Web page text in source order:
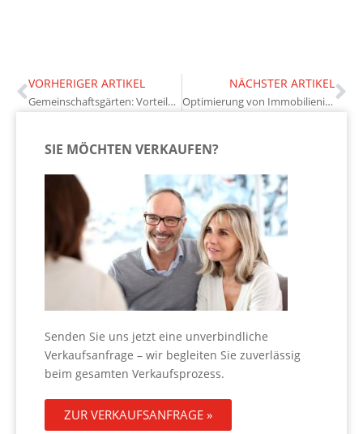
VORHERIGER ARTIKEL
Gemeinschaftsgärten: Vorteile und Potenziale für Immobilieneigentümer
NÄCHSTER ARTIKEL
Optimierung von Immobilieninvestitionen durch strategische Finanzplanung
SIE MÖCHTEN VERKAUFEN?
Senden Sie uns jetzt eine unverbindliche
Verkaufsanfrage – wir begleiten Sie zuverlässig
beim gesamten Verkaufsprozess.
ZUR VERKAUFSANFRAGE »